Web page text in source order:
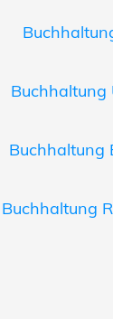
Buchhaltung
Buchhaltung
Buchhaltung